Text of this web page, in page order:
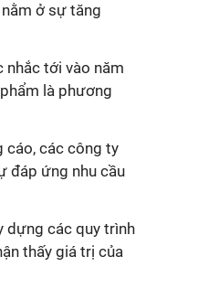
ở sự tăng
nhắc tới vào năm
là phương
cáo, các công ty
đáp ứng nhu cầu
dựng các quy trình
thấy giá trị của